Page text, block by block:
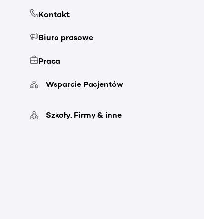
Kontakt
Biuro prasowe
Praca
Wsparcie Pacjentów
Szkoły, Firmy & inne